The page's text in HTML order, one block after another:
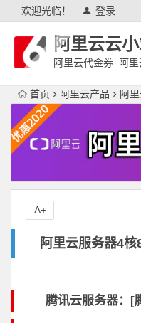
欢迎光临！ 登录
阿里云云
阿里云代金券_阿
首页 阿里云产品 阿
阿里云服务器4
腾讯云服务器：[
A+